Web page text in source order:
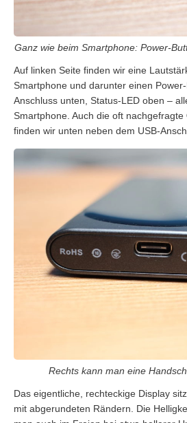
Ganz wie beim Smartphone: Power-
Auf linken Seite finden wir eine
Smartphone und darunter einen
Anschluss unten, Status-LED oben –
Smartphone. Auch die oft nachgefragte
finden wir unten neben dem USB-
Rechts kann man eine
Das eigentliche, rechteckige Display
mit abgerundeten Rändern. Die